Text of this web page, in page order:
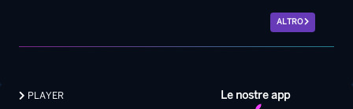
ALTRO
Le nostre app
PLAYER